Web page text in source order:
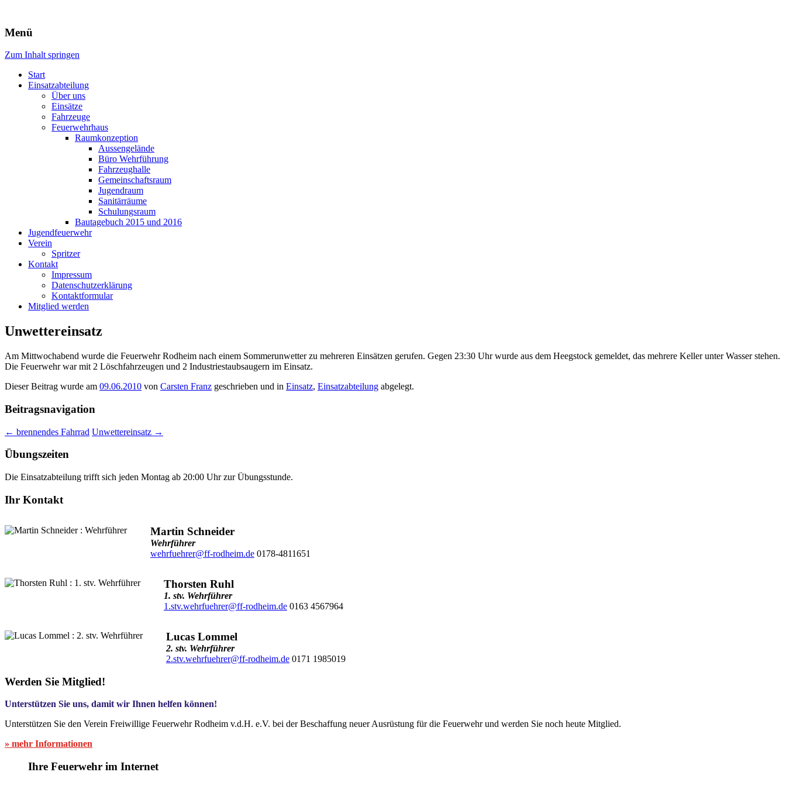
Freiwillige Feuerwehr Rodheim v.d.H.
Menü
Zum Inhalt springen
Start
Einsatzabteilung
Über uns
Einsätze
Fahrzeuge
Feuerwehrhaus
Raumkonzeption
Aussengelände
Büro Wehrführung
Fahrzeughalle
Gemeinschaftsraum
Jugendraum
Sanitärräume
Schulungsraum
Bautagebuch 2015 und 2016
Jugendfeuerwehr
Verein
Spritzer
Kontakt
Impressum
Datenschutzerklärung
Kontaktformular
Mitglied werden
Unwettereinsatz
Am Mittwochabend wurde die Feuerwehr Rodheim nach einem Sommerunwetter zu mehreren Einsätzen gerufen. Gegen 23:30 Uhr wurde aus dem Heegstock gemeldet, das mehrere Keller unter Wasser stehen.
Die Feuerwehr war mit 2 Löschfahrzeugen und 2 Industriestaubsaugern im Einsatz.
Dieser Beitrag wurde am 09.06.2010 von Carsten Franz geschrieben und in Einsatz, Einsatzabteilung abgelegt.
Beitragsnavigation
← brennendes Fahrrad Unwettereinsatz →
Übungszeiten
Die Einsatzabteilung trifft sich jeden Montag ab 20:00 Uhr zur Übungsstunde.
Ihr Kontakt
Martin Schneider
Wehrführer
wehrfuehrer@ff-rodheim.de0178-4811651
Thorsten Ruhl
1. stv. Wehrführer
1.stv.wehrfuehrer@ff-rodheim.de0163 4567964
Lucas Lommel
2. stv. Wehrführer
2.stv.wehrfuehrer@ff-rodheim.de0171 1985019
Werden Sie Mitglied!
Unterstützen Sie uns, damit wir Ihnen helfen können!
Unterstützen Sie den Verein Freiwillige Feuerwehr Rodheim v.d.H. e.V. bei der Beschaffung neuer Ausrüstung für die Feuerwehr und werden Sie noch heute Mitglied.
» mehr Informationen
Ihre Feuerwehr im Internet